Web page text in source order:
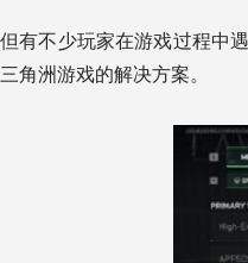
但有不少玩家在游戏过程中
三角洲游戏的解决方案。